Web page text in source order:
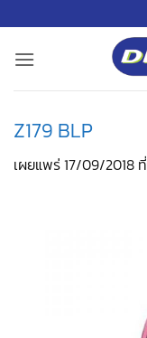
ไป
Z179 BLP
เผยแพร่17/09/2018 ที่